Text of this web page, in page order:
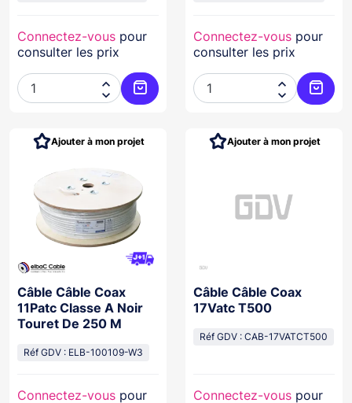
Connectez-vous pour
consulter les prix


Ajouter au panier
Connectez-vous pour
consulter les prix


Câble Câble Coax
11Patc Classe A Noir
Touret De 250 M
Réf GDV : ELB-100109-W3
Connectez-vous pour
Ajouter à mon projet
Câble Câble Coax
17Vatc T500
Réf GDV : CAB-17VATCT500
Connectez-vous pour
Ajouter à mon projet